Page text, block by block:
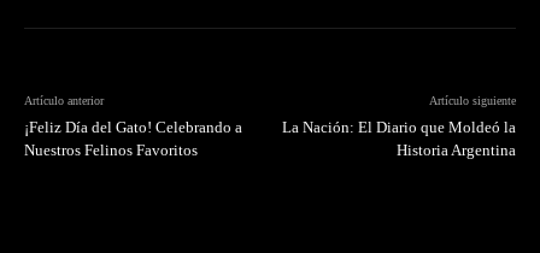
Artículo anterior
¡Feliz Día del Gato! Celebrando a
Nuestros Felinos Favoritos
Artículo siguiente
La Nación: El Diario que Moldeó la
Historia Argentina